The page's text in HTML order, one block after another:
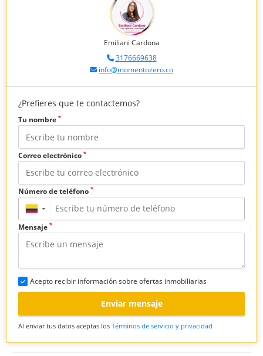
Emiliani Cardona
3176669638
info@momentozero.co
¿Prefieres que te contactemos?
Tu nombre *
Correo electrónico *
Número de teléfono *
▼
Mensaje *
Acepto recibir información sobre ofertas inmobiliarias
Enviar mensaje
Al enviar tus datos aceptas los Términos de servicio y privacidad